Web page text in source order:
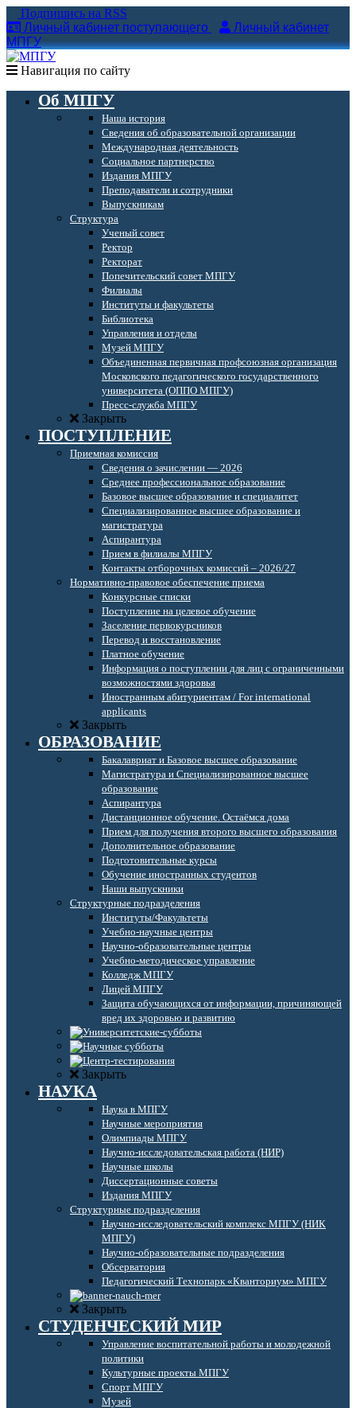
Подпишись на RSS
Личный кабинет поступающего
Личный кабинет
МПГУ
Навигация по сайту
Об МПГУ
Наша история
Сведения об образовательной организации
Международная деятельность
Социальное партнерство
Издания МПГУ
Преподаватели и сотрудники
Выпускникам
Структура
Ученый совет
Ректор
Ректорат
Попечительский совет МПГУ
Филиалы
Институты и факультеты
Библиотека
Управления и отделы
Музей МПГУ
Объединенная первичная профсоюзная организация
Московского педагогического государственного
университета (ОППО МПГУ)
Пресс-служба МПГУ
Закрыть
ПОСТУПЛЕНИЕ
Приемная комиссия
Сведения о зачислении — 2026
Среднее профессиональное образование
Базовое высшее образование и специалитет
Специализированное высшее образование и
магистратура
Аспирантура
Прием в филиалы МПГУ
Контакты отборочных комиссий – 2026/27
Нормативно-правовое обеспечение приема
Конкурсные списки
Поступление на целевое обучение
Заселение первокурсников
Перевод и восстановление
Платное обучение
Информация о поступлении для лиц с ограниченными
возможностями здоровья
Иностранным абитуриентам / For international
applicants
Закрыть
ОБРАЗОВАНИЕ
Бакалавриат и Базовое высшее образование
Магистратура и Специализированное высшее
образование
Аспирантура
Дистанционное обучение. Остаёмся дома
Прием для получения второго высшего образования
Дополнительное образование
Подготовительные курсы
Обучение иностранных студентов
Наши выпускники
Структурные подразделения
Институты/Факультеты
Учебно-научные центры
Научно-образовательные центры
Учебно-методическое управление
Колледж МПГУ
Лицей МПГУ
Защита обучающихся от информации, причиняющей
вред их здоровью и развитию
Закрыть
НАУКА
Наука в МПГУ
Научные мероприятия
Олимпиады МПГУ
Научно-исследовательская работа (НИР)
Научные школы
Диссертационные советы
Издания МПГУ
Структурные подразделения
Научно-исследовательский комплекс МПГУ (НИК
МПГУ)
Научно-образовательные подразделения
Обсерватория
Педагогический Технопарк «Кванториум» МПГУ
Закрыть
СТУДЕНЧЕСКИЙ МИР
Управление воспитательной работы и молодежной
политики
Культурные проекты МПГУ
Спорт МПГУ
Музей